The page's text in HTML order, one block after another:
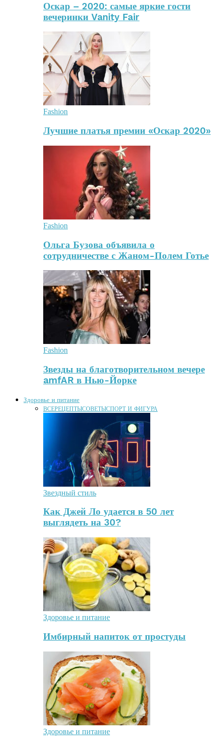
Оскар – 2020: самые яркие гости
вечеринки Vanity Fair
Fashion
Лучшие платья премии «Оскар 2020»
Fashion
Ольга Бузова объявила о
сотрудничестве с Жаном-Полем Готье
Fashion
Звезды на благотворительном вечере
amfAR в Нью-Йорке
Здоровье и питание
ВСЕРЕЦЕПТЫСОВЕТЫСПОРТ И ФИГУРА
Звездный стиль
Как Джей Ло удается в 50 лет
выглядеть на 30?
Здоровье и питание
Имбирный напиток от простуды
Здоровье и питание